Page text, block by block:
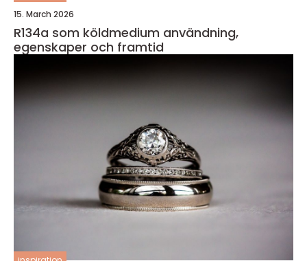
15. March 2026
R134a som köldmedium användning,
egenskaper och framtid